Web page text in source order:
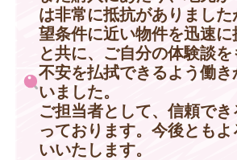
は非常に抵抗がありました
望条件に近い物件を迅速に
と共に、ご自分の体験談
不安を払拭できるよう働き
いました。
ご担当者として、信頼で
っております。今後とも
いいたします。